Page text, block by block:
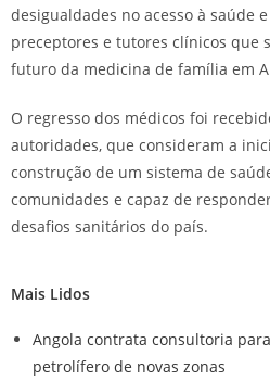
desigualdades no acesso à saúde
preceptores e tutores clínicos que
futuro da medicina de família em
O regresso dos médicos foi
autoridades, que consideram a
construção de um sistema de
comunidades e capaz de
desafios sanitários do país.
Mais Lidos
Angola contrata consultoria
petrolífero de novas zonas